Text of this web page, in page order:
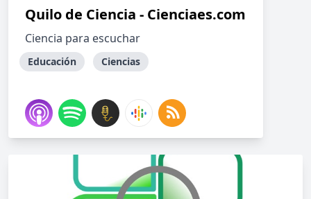
Quilo de Ciencia - Cienciaes.com
Ciencia para escuchar
Educación Ciencias